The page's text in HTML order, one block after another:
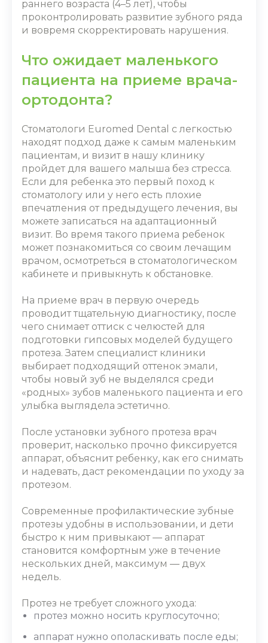
раннего возраста (4–5 лет), чтобы
проконтролировать развитие зубного ряда
и вовремя скорректировать нарушения.
Что ожидает маленького
пациента на приеме врача-
ортодонта?
Стоматологи Euromed Dental с легкостью
находят подход даже к самым маленьким
пациентам, и визит в нашу клинику
пройдет для вашего малыша без стресса.
Если для ребенка это первый поход к
стоматологу или у него есть плохие
впечатления от предыдущего лечения, вы
можете записаться на адаптационный
визит. Во время такого приема ребенок
может познакомиться со своим лечащим
врачом, осмотреться в стоматологическом
кабинете и привыкнуть к обстановке.
На приеме врач в первую очередь
проводит тщательную диагностику, после
чего снимает оттиск с челюстей для
подготовки гипсовых моделей будущего
протеза. Затем специалист клиники
выбирает подходящий оттенок эмали,
чтобы новый зуб не выделялся среди
«родных» зубов маленького пациента и его
улыбка выглядела эстетично.
После установки зубного протеза врач
проверит, насколько прочно фиксируется
аппарат, объяснит ребенку, как его снимать
и надевать, даст рекомендации по уходу за
протезом.
Современные профилактические зубные
протезы удобны в использовании, и дети
быстро к ним привыкают ― аппарат
становится комфортным уже в течение
нескольких дней, максимум ― двух
недель.
Протез не требует сложного ухода:
протез можно носить круглосуточно;
аппарат нужно ополаскивать после еды;